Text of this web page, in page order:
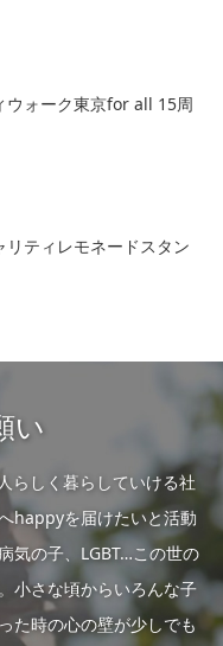
ウォーク東京for all 15周
ティレモネードスタン
い
らしく暮らしていける社
happyを届けたいと活動
気の子、LGBT…この世の
小さな頃からいろんな子
た時の心の壁が少しでも